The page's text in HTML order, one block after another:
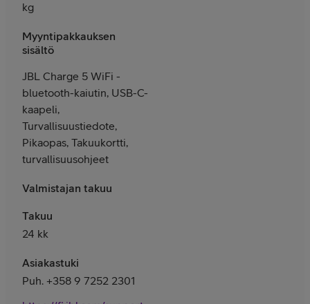
kg
Myyntipakkauksen
sisältö
JBL Charge 5 WiFi -
bluetooth-kaiutin, USB-C-
kaapeli,
Turvallisuustiedote,
Pikaopas, Takuukortti,
turvallisuusohjeet
Valmistajan takuu
Takuu
24 kk
Asiakastuki
Puh. +358 9 7252 2301